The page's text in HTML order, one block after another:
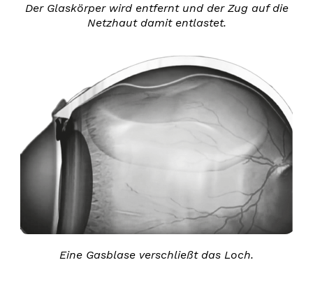
Der Glaskörper wird entfernt und der Zug auf die
Netzhaut damit entlastet.
Eine Gasblase verschließt das Loch.